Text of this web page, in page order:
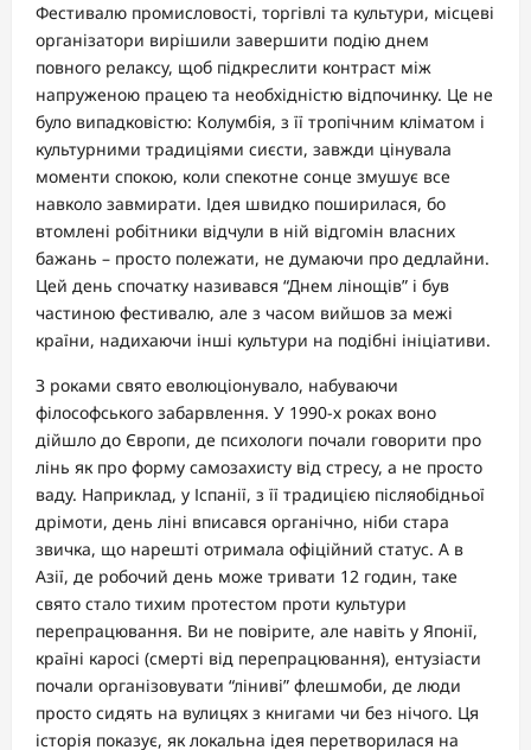
Фестивалю промисловості, торгівлі та культури, місцеві
організатори вирішили завершити подію днем
повного релаксу, щоб підкреслити контраст між
напруженою працею та необхідністю відпочинку. Це не
було випадковістю: Колумбія, з її тропічним кліматом і
культурними традиціями сиєсти, завжди цінувала
моменти спокою, коли спекотне сонце змушує все
навколо завмирати. Ідея швидко поширилася, бо
втомлені робітники відчули в ній відгомін власних
бажань – просто полежати, не думаючи про дедлайни.
Цей день спочатку називався “Днем лінощів” і був
частиною фестивалю, але з часом вийшов за межі
країни, надихаючи інші культури на подібні ініціативи.
З роками свято еволюціонувало, набуваючи
філософського забарвлення. У 1990-х роках воно
дійшло до Європи, де психологи почали говорити про
лінь як про форму самозахисту від стресу, а не просто
ваду. Наприклад, у Іспанії, з її традицією післяобідньої
дрімоти, день ліні вписався органічно, ніби стара
звичка, що нарешті отримала офіційний статус. А в
Азії, де робочий день може тривати 12 годин, таке
свято стало тихим протестом проти культури
перепрацювання. Ви не повірите, але навіть у Японії,
країні каросі (смерті від перепрацювання), ентузіасти
почали організовувати “ліниві” флешмоби, де люди
просто сидять на вулицях з книгами чи без нічого. Ця
історія показує, як локальна ідея перетворилася на